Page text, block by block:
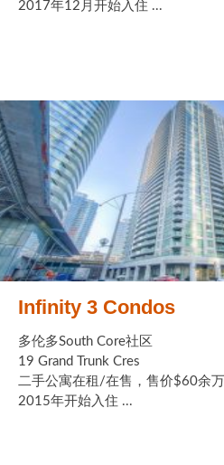
2017年12月开始入住 ...
Infinity 3 Condos
多伦多South Core社区
19 Grand Trunk Cres
二手公寓在租/在售，售价$60余万
2015年开始入住 ...